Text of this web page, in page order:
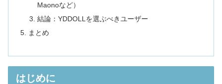
Maonoなど）
結論：YDDOLLを選ぶべきユーザー
まとめ
はじめに